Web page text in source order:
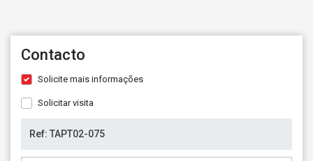
Contacto
Solicite mais informações
Solicitar visita